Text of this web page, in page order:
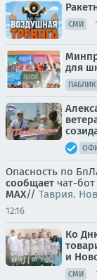
СМИ
для
Опасность по
сообщает чат-
MAX// Таврия.
12:16
Ко
и
СМИ